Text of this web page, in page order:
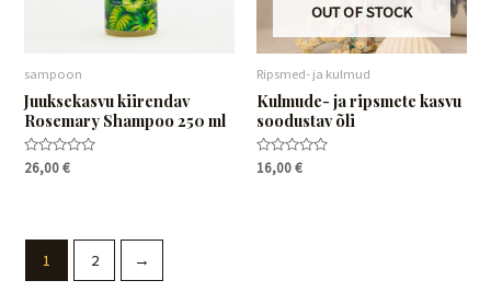
sampoon
Juuksekasvu kiirendav
Rosemary Shampoo 250 ml
Hinnanguga
0
26,00€
OUT OF STOCK
Ripsmed- ja kulmud
Kulmude- ja ripsmete kasvu
soodustav õli
Hinnanguga
0
16,00€
1 2 →